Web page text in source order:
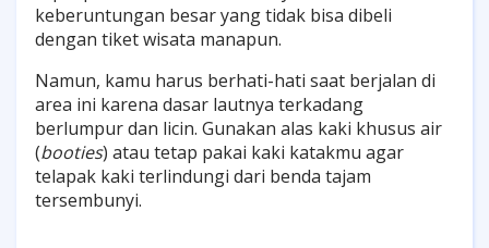
keberuntungan besar yang tidak bisa dibeli
dengan tiket wisata manapun.
Namun, kamu harus berhati-hati saat berjalan di
area ini karena dasar lautnya terkadang
berlumpur dan licin. Gunakan alas kaki khusus air
(booties) atau tetap pakai kaki katakmu agar
telapak kaki terlindungi dari benda tajam
tersembunyi.